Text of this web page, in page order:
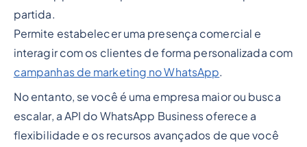
partida.
Permite estabelecer uma presença comercial e
interagir com os clientes de forma personalizada com
campanhas de marketing no WhatsApp.
No entanto, se você é uma empresa maior ou busca
escalar, a API do WhatsApp Business oferece a
flexibilidade e os recursos avançados de que você